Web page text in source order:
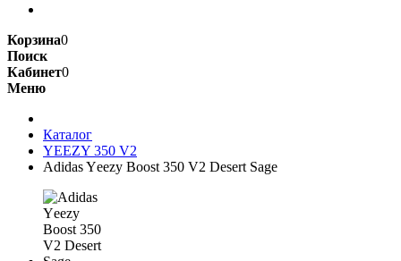
Корзина0
Поиск
Кабинет0
Меню
Каталог
YEEZY 350 V2
Adidas Yееzy Boost 350 V2 Desert Sage